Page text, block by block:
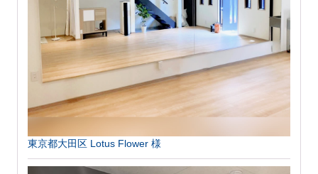
東京都大田区 Lotus Flower 様